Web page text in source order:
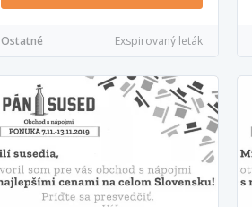
Ostatné Exspirovaný leták